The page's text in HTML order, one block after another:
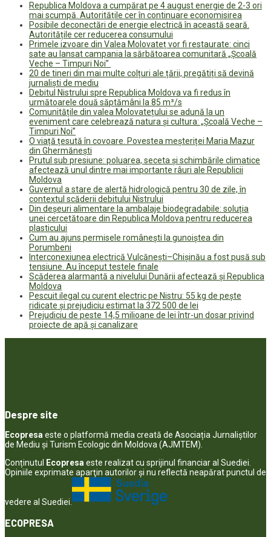
Republica Moldova a cumpărat pe 4 august energie de 2-3 ori
mai scumpă. Autoritățile cer în continuare economisirea
Posibile deconectări de energie electrică în această seară.
Autoritățile cer reducerea consumului
Primele izvoare din Valea Molovateț vor fi restaurate: cinci
sate au lansat campania la sărbătoarea comunitară „Școală
Veche – Timpuri Noi”
20 de tineri din mai multe colțuri ale țării, pregătiți să devină
jurnaliști de mediu
Debitul Nistrului spre Republica Moldova va fi redus în
următoarele două săptămâni la 85 m³/s
Comunitățile din valea Molovatețului se adună la un
eveniment care celebrează natura și cultura: „Școală Veche –
Timpuri Noi”
O viață țesută în covoare. Povestea meșteriței Maria Mazur
din Ghermănești
Prutul sub presiune: poluarea, seceta și schimbările climatice
afectează unul dintre mai importante râuri ale Republicii
Moldova
Guvernul a stare de alertă hidrologică pentru 30 de zile, în
contextul scăderii debitului Nistrului
Din deșeuri alimentare la ambalaje biodegradabile: soluția
unei cercetătoare din Republica Moldova pentru reducerea
plasticului
Cum au ajuns permisele românești la gunoiștea din
Porumbeni
Interconexiunea electrică Vulcănești–Chișinău a fost pusă sub
tensiune. Au început testele finale
Scăderea alarmantă a nivelului Dunării afectează și Republica
Moldova
Pescuit ilegal cu curent electric pe Nistru: 55 kg de pește
ridicate și prejudiciu estimat la 372 500 de lei
Prejudiciu de peste 14,5 milioane de lei într-un dosar privind
proiecte de apă și canalizare
Despre site
Ecopresa este o platformă media creată de Asociația Jurnaliștilor
de Mediu și Turism Ecologic din Moldova (AJMTEM).
Conținutul
Ecopresa este realizat cu sprijinul financiar al Suediei.
Opiniile exprimate aparţin autorilor şi nu reflectă neapărat punctul de
vedere al Suediei.
ECOPRESA